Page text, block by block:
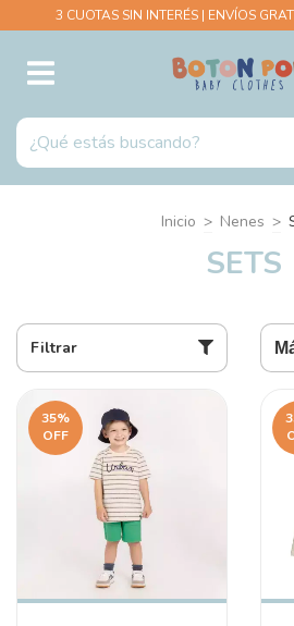
3 CUOTAS SIN INTERÉS | ENVÍOS
Inicio > Nenes >
SETS
Filtrar
35%
OFF